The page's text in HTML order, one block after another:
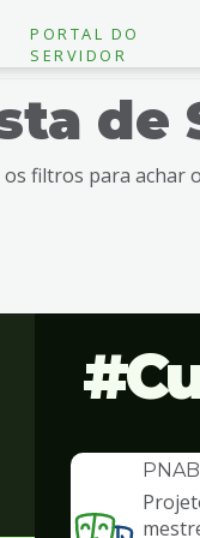
PORTAL DO
SERVIDOR
de
os filtros para achar